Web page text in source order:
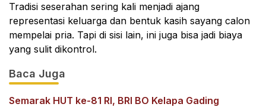
Tradisi seserahan sering kali menjadi ajang
representasi keluarga dan bentuk kasih sayang calon
mempelai pria. Tapi di sisi lain, ini juga bisa jadi biaya
yang sulit dikontrol.
Baca Juga
Semarak HUT ke-81 RI, BRI BO Kelapa Gading